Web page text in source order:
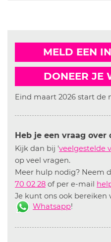
MELD EEN
DONEER JE
Eind maart 2026 start de
Heb je een vraag over
Kijk dan bij 'veelgestelde
op veel vragen.
Meer hulp nodig? Neem
70 02 28 of per e-mail
Je kunt ons ook bereiken
Whatsapp!